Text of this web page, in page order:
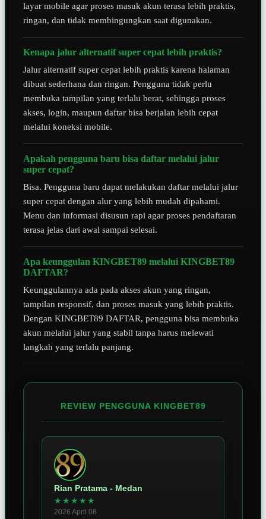
layar mobile agar proses masuk akun terasa lebih praktis,
ringan, dan tidak membingungkan saat digunakan.
Kenapa jalur alternatif super cepat lebih praktis?
Jalur alternatif super cepat lebih praktis karena halaman
dibuat sederhana dan ringan. Pengguna tidak perlu
membuka tampilan yang terlalu berat, sehingga proses
akses, login, maupun daftar bisa berjalan lebih cepat
melalui koneksi mobile.
Apakah pengguna baru bisa daftar melalui jalur
super cepat?
Bisa. Pengguna baru dapat melakukan daftar melalui jalur
super cepat dengan alur yang lebih mudah dipahami.
Menu dan informasi disusun rapi agar proses pendaftaran
terasa jelas dari awal sampai selesai.
Apa keunggulan KINGBET89 melalui KINGBET89
DAFTAR?
Keunggulannya ada pada akses akun yang ringan,
tampilan responsif, dan proses masuk yang lebih praktis.
Dengan KINGBET89 DAFTAR, pengguna bisa membuka
akun melalui jalur yang stabil tanpa harus melewati
langkah yang terlalu panjang.
REVIEW PENGGUNA KINGBET89
Rian Pratama - Medan
★★★★★
2026 April 08